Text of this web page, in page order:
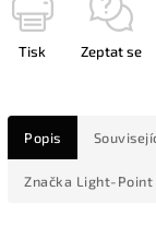
Tisk Zeptat se
Popis
Značka Light-Point